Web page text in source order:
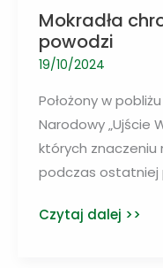
Mokradła
powodzi
19/10/2024
Położony w
Narodowy „Ujście
których znaczeniu
podczas ostatniej
Mokradła
Czytaj dalej >>